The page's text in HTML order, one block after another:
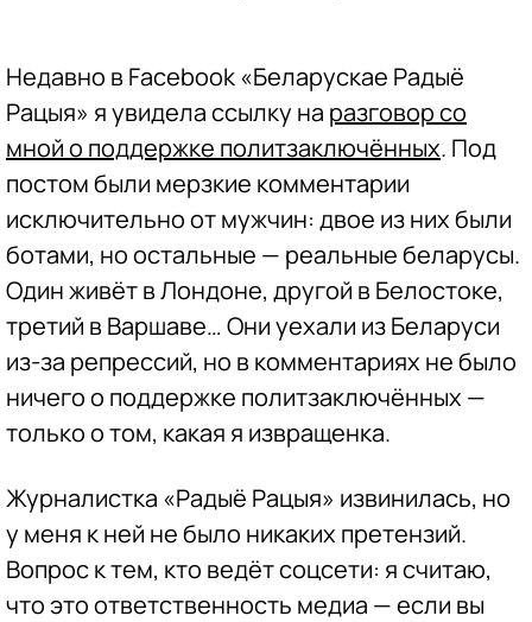
Недавно в Facebook «Беларускае Радыё
Рацыя» я увидела ссылку на разговор со
мной о поддержке политзаключённых. Под
постом были мерзкие комментарии
исключительно от мужчин: двое из них были
ботами, но остальные — реальные беларусы.
Один живёт в Лондоне, другой в Белостоке,
третий в Варшаве… Они уехали из Беларуси
из-за репрессий, но в комментариях не было
ничего о поддержке политзаключённых —
только о том, какая я извращенка.
Журналистка «Радыё Рацыя» извинилась, но
у меня к ней не было никаких претензий.
Вопрос к тем, кто ведёт соцсети: я считаю,
что это ответственность медиа — если вы